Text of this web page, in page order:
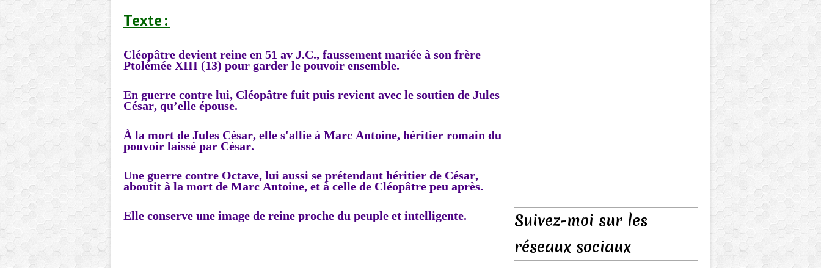
Texte :
Cléopâtre devient reine en 51 av J.C., faussement mariée à son frère
Ptolémée XIII (13) pour garder le pouvoir ensemble.
En guerre contre lui, Cléopâtre fuit puis revient avec le soutien de Jules
César, qu’elle épouse.
À la mort de Jules César, elle s'allie à Marc Antoine, héritier romain du
pouvoir laissé par César.
Une guerre contre Octave, lui aussi se prétendant héritier de César,
aboutit à la mort de Marc Antoine, et à celle de Cléopâtre peu après.
Elle conserve une image de reine proche du peuple et intelligente.
Suivez-moi sur les
réseaux sociaux